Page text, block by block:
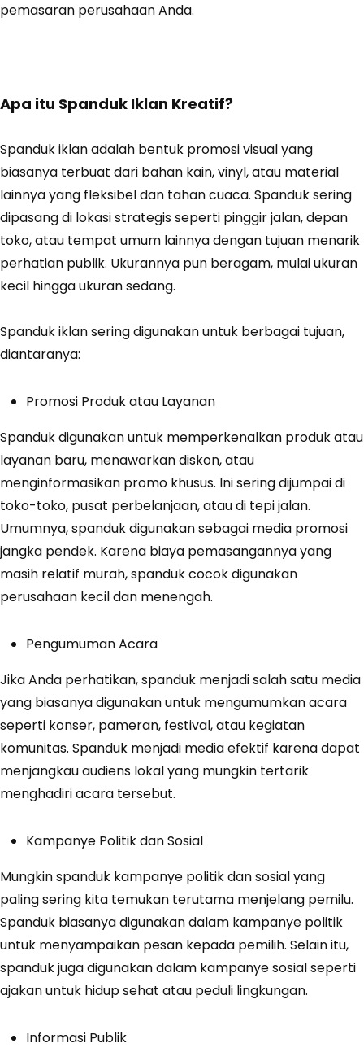
pemasaran perusahaan Anda.
Apa itu Spanduk Iklan Kreatif?
Spanduk iklan adalah bentuk promosi visual yang
biasanya terbuat dari bahan kain, vinyl, atau material
lainnya yang fleksibel dan tahan cuaca. Spanduk sering
dipasang di lokasi strategis seperti pinggir jalan, depan
toko, atau tempat umum lainnya dengan tujuan menarik
perhatian publik. Ukurannya pun beragam, mulai ukuran
kecil hingga ukuran sedang.
Spanduk iklan sering digunakan untuk berbagai tujuan,
diantaranya:
Promosi Produk atau Layanan
Spanduk digunakan untuk memperkenalkan produk atau
layanan baru, menawarkan diskon, atau
menginformasikan promo khusus. Ini sering dijumpai di
toko-toko, pusat perbelanjaan, atau di tepi jalan.
Umumnya, spanduk digunakan sebagai media promosi
jangka pendek. Karena biaya pemasangannya yang
masih relatif murah, spanduk cocok digunakan
perusahaan kecil dan menengah.
Pengumuman Acara
Jika Anda perhatikan, spanduk menjadi salah satu media
yang biasanya digunakan untuk mengumumkan acara
seperti konser, pameran, festival, atau kegiatan
komunitas. Spanduk menjadi media efektif karena dapat
menjangkau audiens lokal yang mungkin tertarik
menghadiri acara tersebut.
Kampanye Politik dan Sosial
Mungkin spanduk kampanye politik dan sosial yang
paling sering kita temukan terutama menjelang pemilu.
Spanduk biasanya digunakan dalam kampanye politik
untuk menyampaikan pesan kepada pemilih. Selain itu,
spanduk juga digunakan dalam kampanye sosial seperti
ajakan untuk hidup sehat atau peduli lingkungan.
Informasi Publik